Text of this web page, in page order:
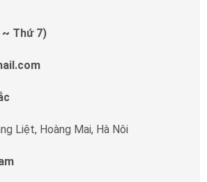
~ Thứ 7)
Liệt, Hoàng Mai, Hà Nôi